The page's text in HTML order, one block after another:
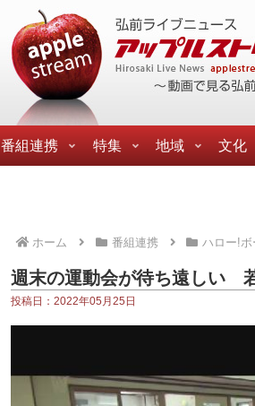
番組連携 特集 地域 文化
ホーム 番組連携 ハロー!
週末の運動会が待ち遠しい
投稿日：2022年05月25日